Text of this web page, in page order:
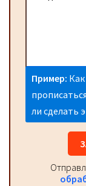
Пример:
ли сделать